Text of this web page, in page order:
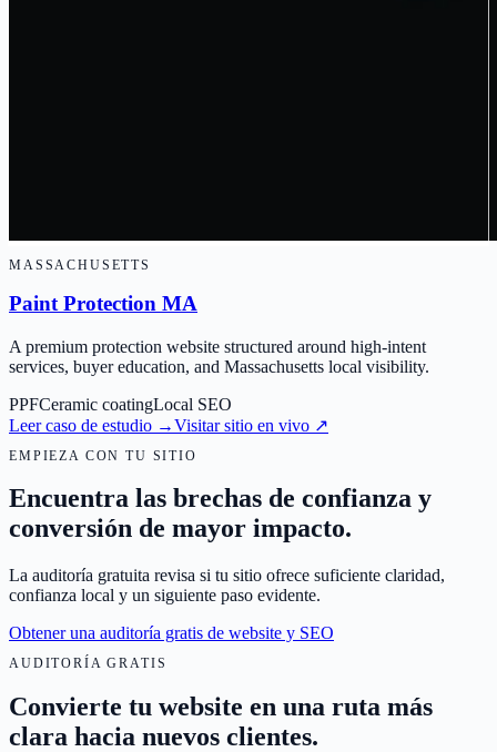
MASSACHUSETTS
Paint Protection MA
A premium protection website structured around high-intent
services, buyer education, and Massachusetts local visibility.
PPFCeramic coatingLocal SEO
Leer caso de estudio →Visitar sitio en vivo ↗
EMPIEZA CON TU SITIO
Encuentra las brechas de confianza y
conversión de mayor impacto.
La auditoría gratuita revisa si tu sitio ofrece suficiente claridad,
confianza local y un siguiente paso evidente.
Obtener una auditoría gratis de website y SEO
AUDITORÍA GRATIS
Convierte tu website en una ruta más
clara hacia nuevos clientes.